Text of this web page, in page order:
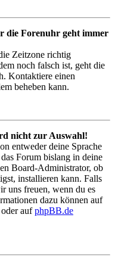
die Forenuhr geht immer
Zeitzone richtig
noch falsch ist, geht die
Kontaktiere einen
beheben kann.
nicht zur Auswahl!
entweder deine Sprache
Forum bislang in deine
Board-Administrator, ob
installieren kann. Falls
uns freuen, wenn du es
dazu können auf
oder aufphpBB.de